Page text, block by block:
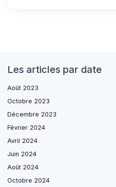
Les articles par date
Août 2023
Octobre 2023
Décembre 2023
Février 2024
Avril 2024
Juin 2024
Août 2024
Octobre 2024